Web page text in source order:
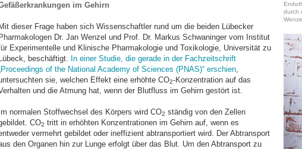
im Gehirn
dieser Frage haben sich Wissenschaftler rund um die beiden Lübecker
Dr. Jan Wenzel und Prof. Dr. Markus Schwaninger vom Institut
Experimentelle und Klinische Pharmakologie und Toxikologie, Universität zu
beschäftigt. In einer Studie, die gerade in der Fachzeitschrift
of the National Academy of Sciences (PNAS)“ erschien,
sie, welchen Effekt eine erhöhte CO2-Konzentration auf das
und die Atmung hat, wenn der Blutfluss im Gehirn gestört ist.
normalen Stoffwechsel des Körpers wird CO2 ständig von den Zellen
CO2 tritt in erhöhten Konzentrationen im Gehirn auf, wenn es
vermehrt gebildet oder ineffizient abtransportiert wird. Der Abtransport
den Organen hin zur Lunge erfolgt über das Blut. Um den Abtransport zu
durch